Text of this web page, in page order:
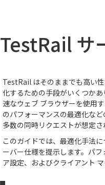
TestRail サ
TestRail はそのままでも高い
化するための手段がいくつか
速なウェブ ブラウザーを使用
のパフォーマンスの最適化な
多数の同時リクエストが想定さ
このガイドでは、最適化手法
ーバー仕様を提示します。パ
ア設定、およびクライアント